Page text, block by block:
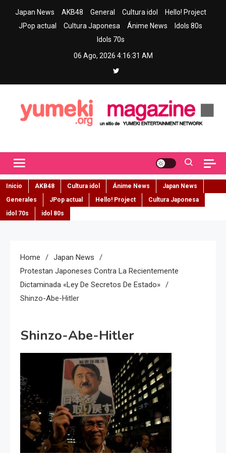
Japan News AKB48 General Cultura idol
Hello! Project
JPop actual
Cultura Japonesa Ánime News
Idols 80s
Idols 70s
06 Ago, 2026 4:16:32 AM
Inicio AKB48 Cultura idol Ánime News
Japan News
Generales
JPop actual Hello! Project
Cultura Japonesa
idol 70s
idol 80s
Home
Japan News
Protestan Japoneses Contra La Recientemente
Dictaminada «Ley De Secretos De Estado»
Shinzo-Abe-Hitler
Shinzo-Abe-Hitler